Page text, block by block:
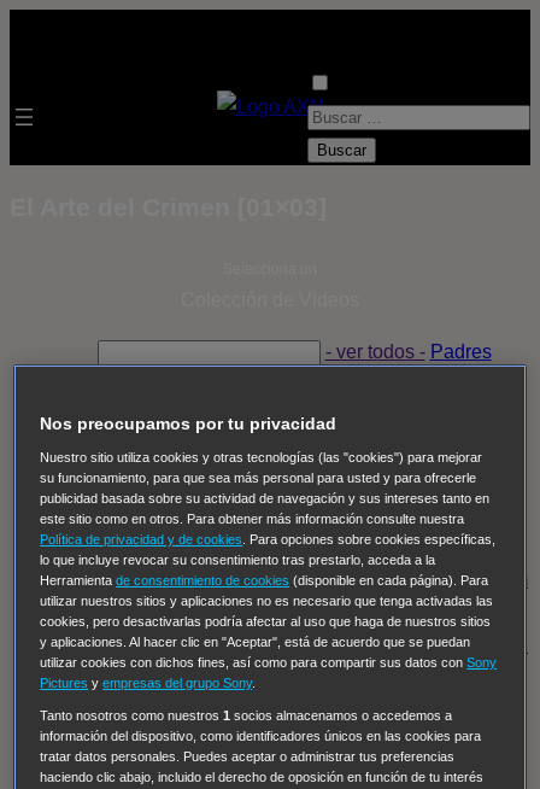
B
- ver todos - Padres
Despedida Salvaje Despedida Salvaje
Thomas, el ojo del FBI
Pan Am
Dawson crece
Insomnia El Guardián The Blacklist Cinco en familia
Hudson & Rex Diez libras y un sueño Mr Loverman
Regreso al futuro III NUEVE CUERPOS Los últimos
caballeros Tormenta infinita Sing Street Cobra Kai
Tom
y Lola High Country Los casos de Susan Ryeland:
Moonflower Murders Twisted Metal Mentes Criminales:
Evolution Terapia de Choque
Hailey Dean Without Sin: Libre de Culpa Morbius
NCIS: Nueva Orleans Pandora En fuera de juego
The Shield: Al margen de la ley Duplicated Preacher
Nos preocupamos por tu privacidad
Nuestro sitio utiliza cookies y otras tecnologías (las "cookies") para mejorar
su funcionamiento, para que sea más personal para usted y para ofrecerle
publicidad basada sobre su actividad de navegación y sus intereses tanto en
este sitio como en otros. Para obtener más información consulte nuestra
Política de privacidad y de cookies
. Para opciones sobre cookies específicas,
lo que incluye revocar su consentimiento tras prestarlo, acceda a la
Herramientade consentimiento de cookies (disponible en cada página). Para
utilizar nuestros sitios y aplicaciones no es necesario que tenga activadas las
cookies, pero desactivarlas podría afectar al uso que haga de nuestros sitios
y aplicaciones. Al hacer clic en "Aceptar", está de acuerdo que se puedan
utilizar cookies con dichos fines, así como para compartir sus datos conSony
Pictures yempresas del grupo Sony.
Tanto nosotros como nuestros1 socios almacenamos o accedemos a
información del dispositivo, como identificadores únicos en las cookies para
tratar datos personales. Puedes aceptar o administrar tus preferencias
haciendo clic abajo, incluido el derecho de oposición en función de tu interés